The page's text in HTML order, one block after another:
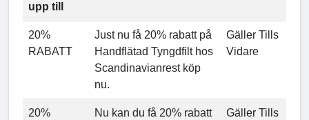
upp till
20%
RABATT
Just nu få 20% rabatt på
Handflätad Tyngdfilt hos
Scandinavianrest köp
nu.
Gäller Tills
Vidare
20%
Nu kan du få 20% rabatt
Gäller Tills